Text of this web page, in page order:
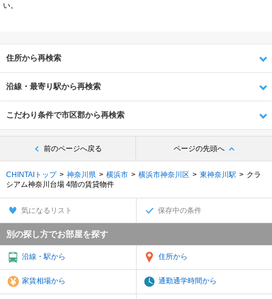
い。
住所から再検索
沿線・最寄り駅から再検索
こだわり条件で市区郡から再検索
前のページへ戻る ページの先頭へ
CHINTAIトップ 神奈川県 横浜市 横浜市神奈川区 東神奈川駅
クラ
シアム神奈川台場 4階の賃貸物件
気になるリスト 保存中の条件
別の探し方でお部屋を探す
沿線・駅から 住所から
家賃相場から 通勤通学時間から